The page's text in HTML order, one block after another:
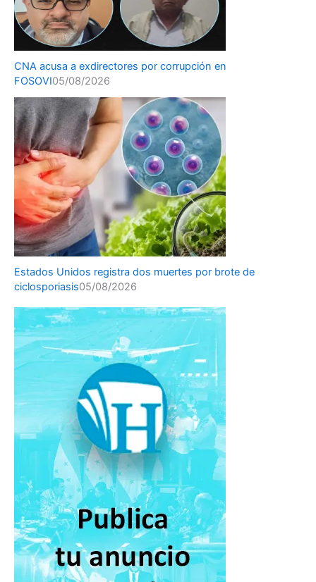
CNA acusa a exdirectores por corrupción en
FOSOVI05/08/2026
Estados Unidos registra dos muertes por brote de
ciclosporiasis05/08/2026